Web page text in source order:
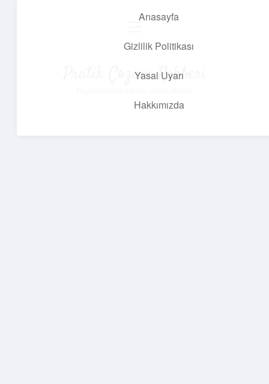
Anasayfa
Gizlilik Politikası
Yasal Uyarı
Hakkımızda
Pratik Çözüm Rehberi